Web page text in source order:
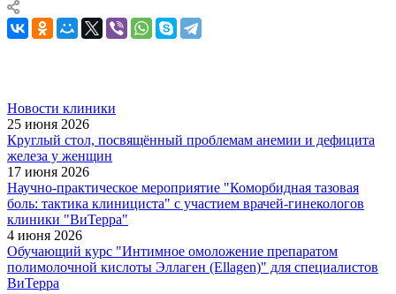
Новости клиники
25 июня 2026
Круглый стол, посвящённый проблемам анемии и дефицита
железа у женщин
17 июня 2026
Научно-практическое мероприятие "Коморбидная тазовая
боль: тактика клинициста" с участием врачей-гинекологов
клиники "ВиТерра"
4 июня 2026
Обучающий курс "Интимное омоложение препаратом
полимолочной кислоты Эллаген (Ellagen)" для специалистов
ВиТерра